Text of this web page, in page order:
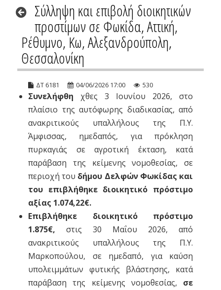
Σύλληψη και επιβολή διοικητικών
προστίμων σε Φωκίδα, Αττική,
Ρέθυμνο, Κω, Αλεξανδρούπολη,
Θεσσαλονίκη
ΔΤ 6181 04/06/2026 17:00 530
Συνελήφθη χθες 3 Ιουνίου 2026, στο
πλαίσιο της αυτόφωρης διαδικασίας, από
ανακριτικούς υπαλλήλους της Π.Υ.
Άμφισσας, ημεδαπός, για πρόκληση
πυρκαγιάς σε αγροτική έκταση, κατά
παράβαση της κείμενης νομοθεσίας, σε
περιοχή του δήμου Δελφών Φωκίδας και
του επιβλήθηκε διοικητικό πρόστιμο
αξίας 1.074,22€.
Επιβλήθηκε διοικητικό πρόστιμο
1.875€, στις 30 Μαΐου 2026, από
ανακριτικούς υπαλλήλους της Π.Υ.
Μαρκοπούλου, σε ημεδαπό, για καύση
υπολειμμάτων φυτικής βλάστησης, κατά
παράβαση της κείμενης νομοθεσίας, σε